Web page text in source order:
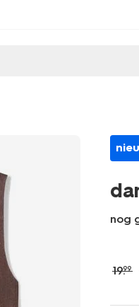
nog
top-
19.99